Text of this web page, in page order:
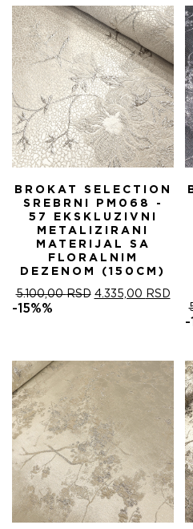
BROKAT SELECTION
SREBRNI PM068 -
57 EKSKLUZIVNI
METALIZIRANI
MATERIJAL SA
FLORALNIM
DEZENOM (150CM)
5.100,00RSD ОРИГИНАЛНА
4.335,00 RSD
-15%%
-